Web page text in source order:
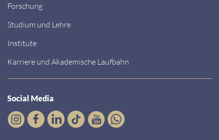
Forschung
Studium und Lehre
Institute
Karriere und Akademische Laufbahn
Social Media